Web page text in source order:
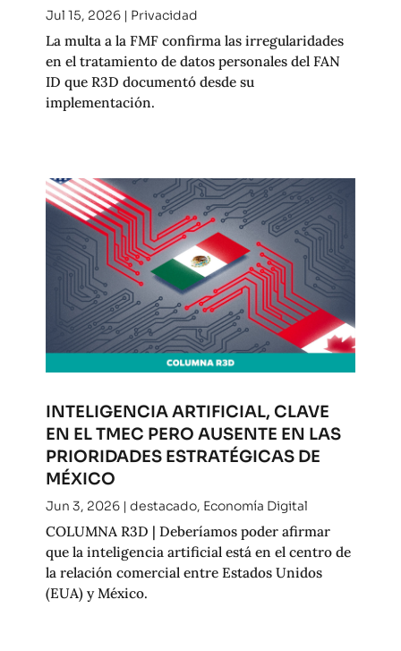
Jul 15, 2026| Privacidad
La multa a la FMF confirma las irregularidades
en el tratamiento de datos personales del FAN
ID que R3D documentó desde su
implementación.
INTELIGENCIA ARTIFICIAL, CLAVE
EN EL TMEC PERO AUSENTE EN LAS
PRIORIDADES ESTRATÉGICAS DE
MÉXICO
Jun 3, 2026| destacado, Economía Digital
COLUMNA R3D | Deberíamos poder afirmar
que la inteligencia artificial está en el centro de
la relación comercial entre Estados Unidos
(EUA) y México.